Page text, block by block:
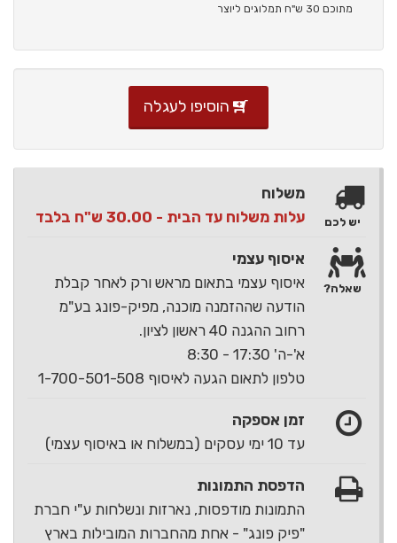
מתוכם 30 ש"ח תמלוגים ליוצר
הוסיפו לעגלה
משלוח
עלות משלוח עד הבית - 30.00 ש"ח בלבד
איסוף עצמי
איסוף עצמי בתאום מראש ורק לאחר קבלת
הודעה שההזמנה מוכנה, מפיק-פונג בע"מ
רחוב ההגנה 40 ראשון לציון.
א'-ה' 17:30 - 8:30
טלפון לתאום הגעה לאיסוף 1-700-501-508
זמן אספקה
עד 10 ימי עסקים (במשלוח או באיסוף עצמי)
הדפסת התמונות
התמונות מודפסות, נארזות ונשלחות ע"י חברת
"פיק פונג" - אחת מהחברות המובילות בארץ
יש לכם
שאלה?